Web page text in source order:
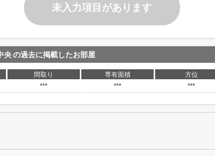
未入力項目があります
央の過去に掲載したお部屋
間取り 専有面積 方位
*** *** ***